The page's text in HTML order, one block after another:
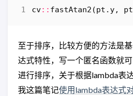
cv:: fastAtan2 (pt . y, pt
至于排序，比较方便的方法是
达式特性，写一个匿名函数就
进行排序，关于根据lambda表
我这篇笔记使用lambda表达式